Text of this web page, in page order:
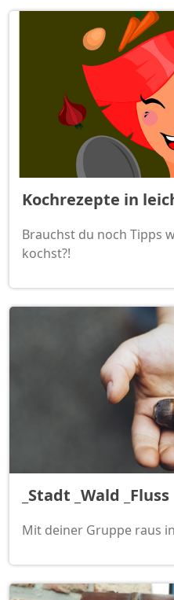
Kochrezepte in
Brauchst du noch Tipps
kochst?!
_Stadt _Wald _Fluss
Mit deiner Gruppe raus